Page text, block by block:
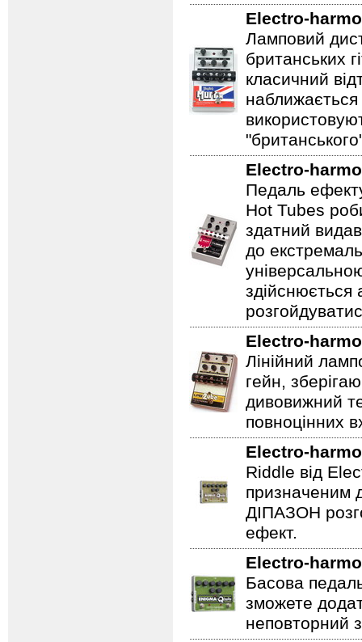
Electro-
Ламповий
британських
класичний
Electro-
Педаль
Hot Tubes
здатний
до
Electro-
Лінійний
гейн,
дивовижний
повноцінних
Electro-
Riddle від
призначеним
ДІПАЗОН
ефект.
Electro-
Басова
зможете
неповторний